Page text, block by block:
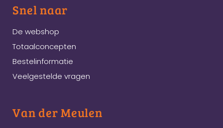
Snel naar
De webshop
Totaalconcepten
Bestelinformatie
Veelgestelde vragen
Van der Meulen